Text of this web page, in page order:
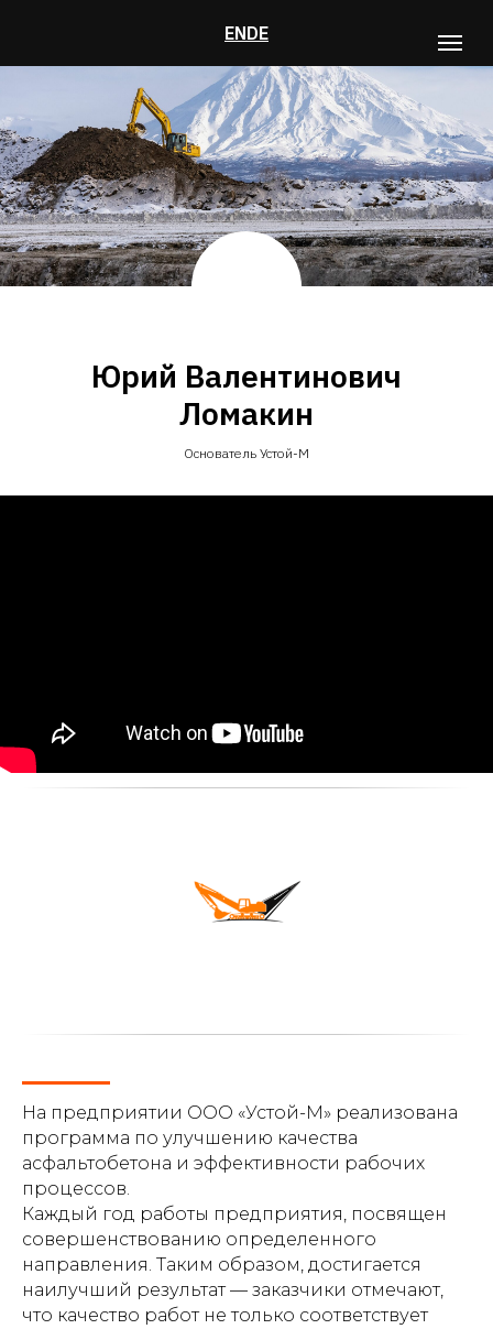
ENDE
Юрий Валентинович
Ломакин
Основатель Устой-М
На предприятии ООО «Устой-М» реализована
программа по улучшению качества
асфальтобетона и эффективности рабочих
процессов.
Каждый год работы предприятия, посвящен
совершенствованию определенного
направления. Таким образом, достигается
наилучший результат — заказчики отмечают,
что качество работ не только соответствует